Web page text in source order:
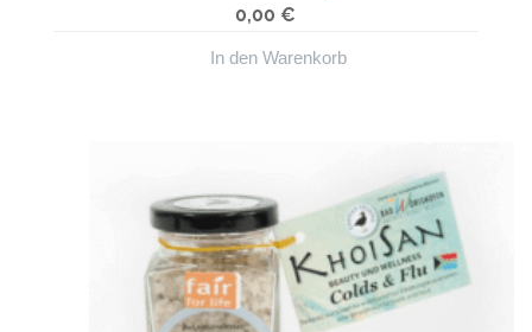
0,00€
In den Warenkorb